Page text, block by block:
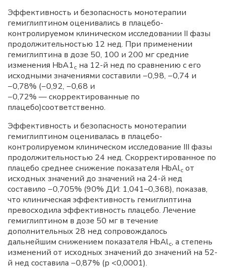
Эффективность и безопасность монотерапии
гемиглиптином оценивались в плацебо-
контролируемом клиническом исследовании II фазы
продолжительностью 12 нед. При применении
гемиглиптина в дозе 50, 100 и 200 мг средние
изменения HbA1c на 12-й нед по сравнению с его
исходными значениями составили −0,98, −0,74 и
−0,78% (−0,92, −0,68 и
−0,72% — скорректированные по
плацебо)соответственно.
Эффективность и безопасность монотерапии
гемиглиптином оценивалась в плацебо-
контролируемом клиническом исследование III фазы
продолжительностью 24 нед. Скорректированное по
плацебо среднее снижение показателя HbAlc от
исходных значений до значений на 24-й нед
составило −0,705% (90% ДИ: 1,041–0,368), показав,
что клиническая эффективность гемиглиптина
превосходила эффективность плацебо. Лечение
гемиглиптином в дозе 50 мг в течение
дополнительных 28 нед сопровождалось
дальнейшим снижением показателя HbAlc, а степень
изменений от исходных значений до значений на 52-
й нед составила −0,87% (р <0,0001).